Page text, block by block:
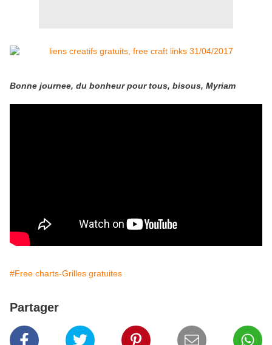
Bonne journee, du bonheur pour tous, bisous, Myriam
#Free charts-Grilles gratuites
Partager